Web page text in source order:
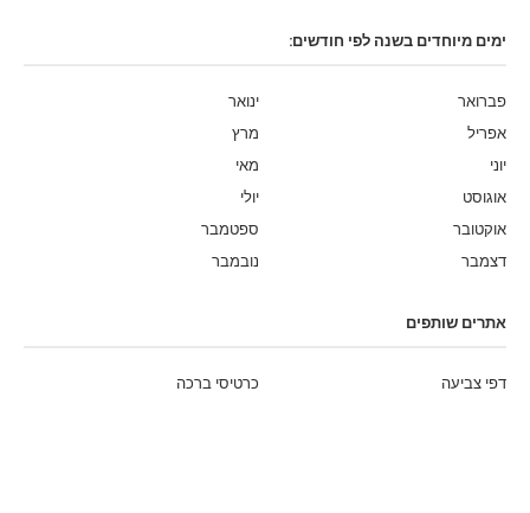
ימים מיוחדים בשנה לפי חודשים:
ינואר
פברואר
מרץ
אפריל
מאי
יוני
יולי
אוגוסט
ספטמבר
אוקטובר
נובמבר
דצמבר
אתרים שותפים
כרטיסי ברכה דפי צביעה